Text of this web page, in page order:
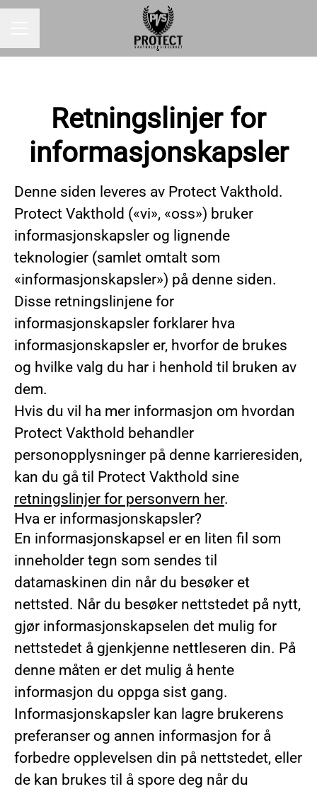
Retningslinjer for
informasjonskapsler
Denne siden leveres av Protect Vakthold.
Protect Vakthold («vi», «oss») bruker
informasjonskapsler og lignende
teknologier (samlet omtalt som
«informasjonskapsler») på denne siden.
Disse retningslinjene for
informasjonskapsler forklarer hva
informasjonskapsler er, hvorfor de brukes
og hvilke valg du har i henhold til bruken av
dem.
Hvis du vil ha mer informasjon om hvordan
Protect Vakthold behandler
personopplysninger på denne karrieresiden,
kan du gå til Protect Vakthold sine
retningslinjer for personvern her.
Hva er informasjonskapsler?
En informasjonskapsel er en liten fil som
inneholder tegn som sendes til
datamaskinen din når du besøker et
nettsted. Når du besøker nettstedet på nytt,
gjør informasjonskapselen det mulig for
nettstedet å gjenkjenne nettleseren din. På
denne måten er det mulig å hente
informasjon du oppga sist gang.
Informasjonskapsler kan lagre brukerens
preferanser og annen informasjon for å
forbedre opplevelsen din på nettstedet, eller
de kan brukes til å spore deg når du